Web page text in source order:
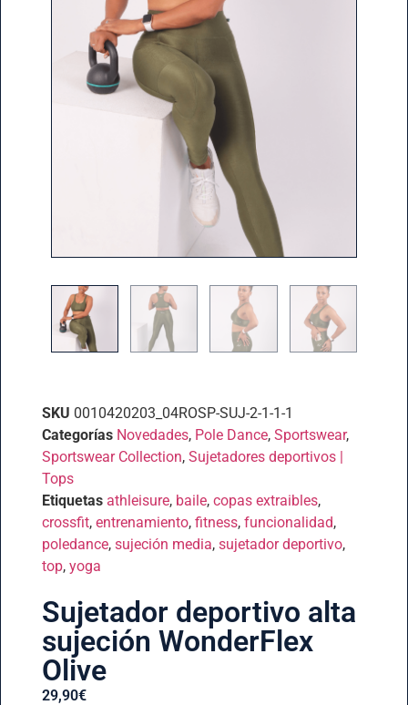
SKU 0010420203_04ROSP-SUJ-2-1-1-1
Categorías Novedades, Pole Dance, Sportswear,
Sportswear Collection, Sujetadores deportivos |
Tops
Etiquetas athleisure, baile, copas extraibles,
crossfit, entrenamiento, fitness, funcionalidad,
poledance, sujeción media, sujetador deportivo,
top, yoga
Sujetador deportivo alta
sujeción WonderFlex
Olive
29,90€